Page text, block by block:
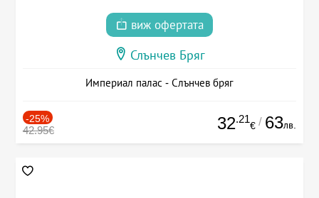
виж офертата
Слънчев Бряг
Империал палас - Слънчев бряг
-25%
42.95€ 32.21
€ / 63лв.